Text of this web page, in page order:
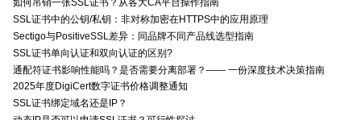
如何吊销一张SSL证书？从各大CA平台操作指南
SSL证书中的公钥/私钥：非对称加密在HTTPS中的应用原理
Sectigo与PositiveSSL差异：同品牌不同产品线选型指南
SSL证书单向认证和双向认证的区别?
通配符证书影响性能吗？是否需要分离部署？—— 一份深度技术决策指南
2025年度DigiCert数字证书价格调整通知
SSL证书绑定域名还是IP？